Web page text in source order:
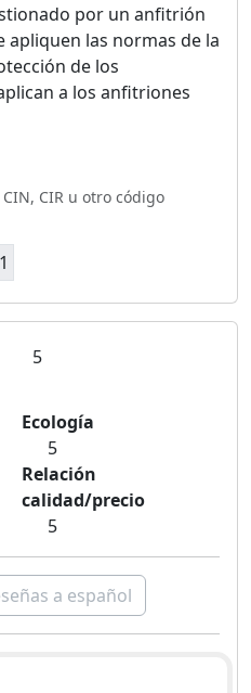
consultar la disponibilidad:
siempre actualizado.
a nuestra tierra y
por un anfitrión
apliquen las normas de la
de los
a los anfitriones
CIR u otro código
5
Ecología
5
Relación
calidad/precio
5
a español